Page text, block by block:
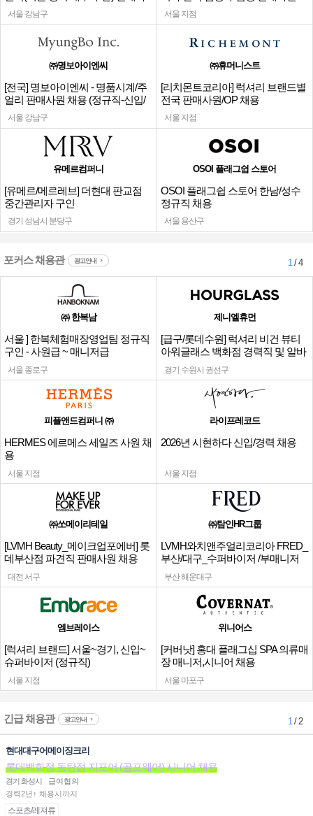
원
서울 강남구 서울 지점
㈜명보아이엔씨
[전국] 명보아이엔씨 - 명품시계/주
얼리 판매사원 채용 (정규직-신입/
경력)
서울 강남구
㈜휴머니스트
[리치몬트코리아] 럭셔리 브랜드별
전국 판매사원/OP 채용
서울 지점
유메르컴퍼니
[유메르/메르레브] 더현대 판교점
중간관리자 구인
경기 성남시 분당구
OSOI 플래그쉽 스토어
OSOI 플래그쉽 스토어 한남/성수
정규직 채용
서울 용산구
포커스 채용관 광고안내 1/ 4
㈜ 한복남
서울 ] 한복체험매장영업팀 정규직
구인 - 사원급 ~ 매니저급
서울 종로구
제니엘휴먼
[급구/롯데수원] 럭셔리 비건 뷰티
아워글래스 백화점 경력직 및 알바
채용
경기 수원시 권선구
피플앤드컴퍼니 ㈜
HERMES 에르메스 세일즈 사원 채
용
서울 지점
라이프레코드
2026년 시현하다 신입/경력 채용
서울 지점
㈜쏘메이리테일
[LVMH Beauty_메이크업포에버] 롯
데부산점 파견직 판매사원 채용
대전 서구
㈜탐인HR그룹
LVMH와치앤주얼리코리아 FRED_
부산/대구_수퍼바이저 /부매니저
채용
부산 해운대구
엠브레이스
[럭셔리 브랜드] 서울~경기, 신입~
슈퍼바이저 (정규직)
서울 지점
위니어스
[커버낫] 홍대 플래그십 SPA 의류매
장 매니저,시니어 채용
서울 마포구
긴급 채용관 광고안내 1/ 2
현대대구어메이징크리
롯데백화점 동탄점 지포어 (골프웨어) 시니어 채용
경기 화성시
급여협의
경력2년↑ 채용시까지
스포츠/레져류